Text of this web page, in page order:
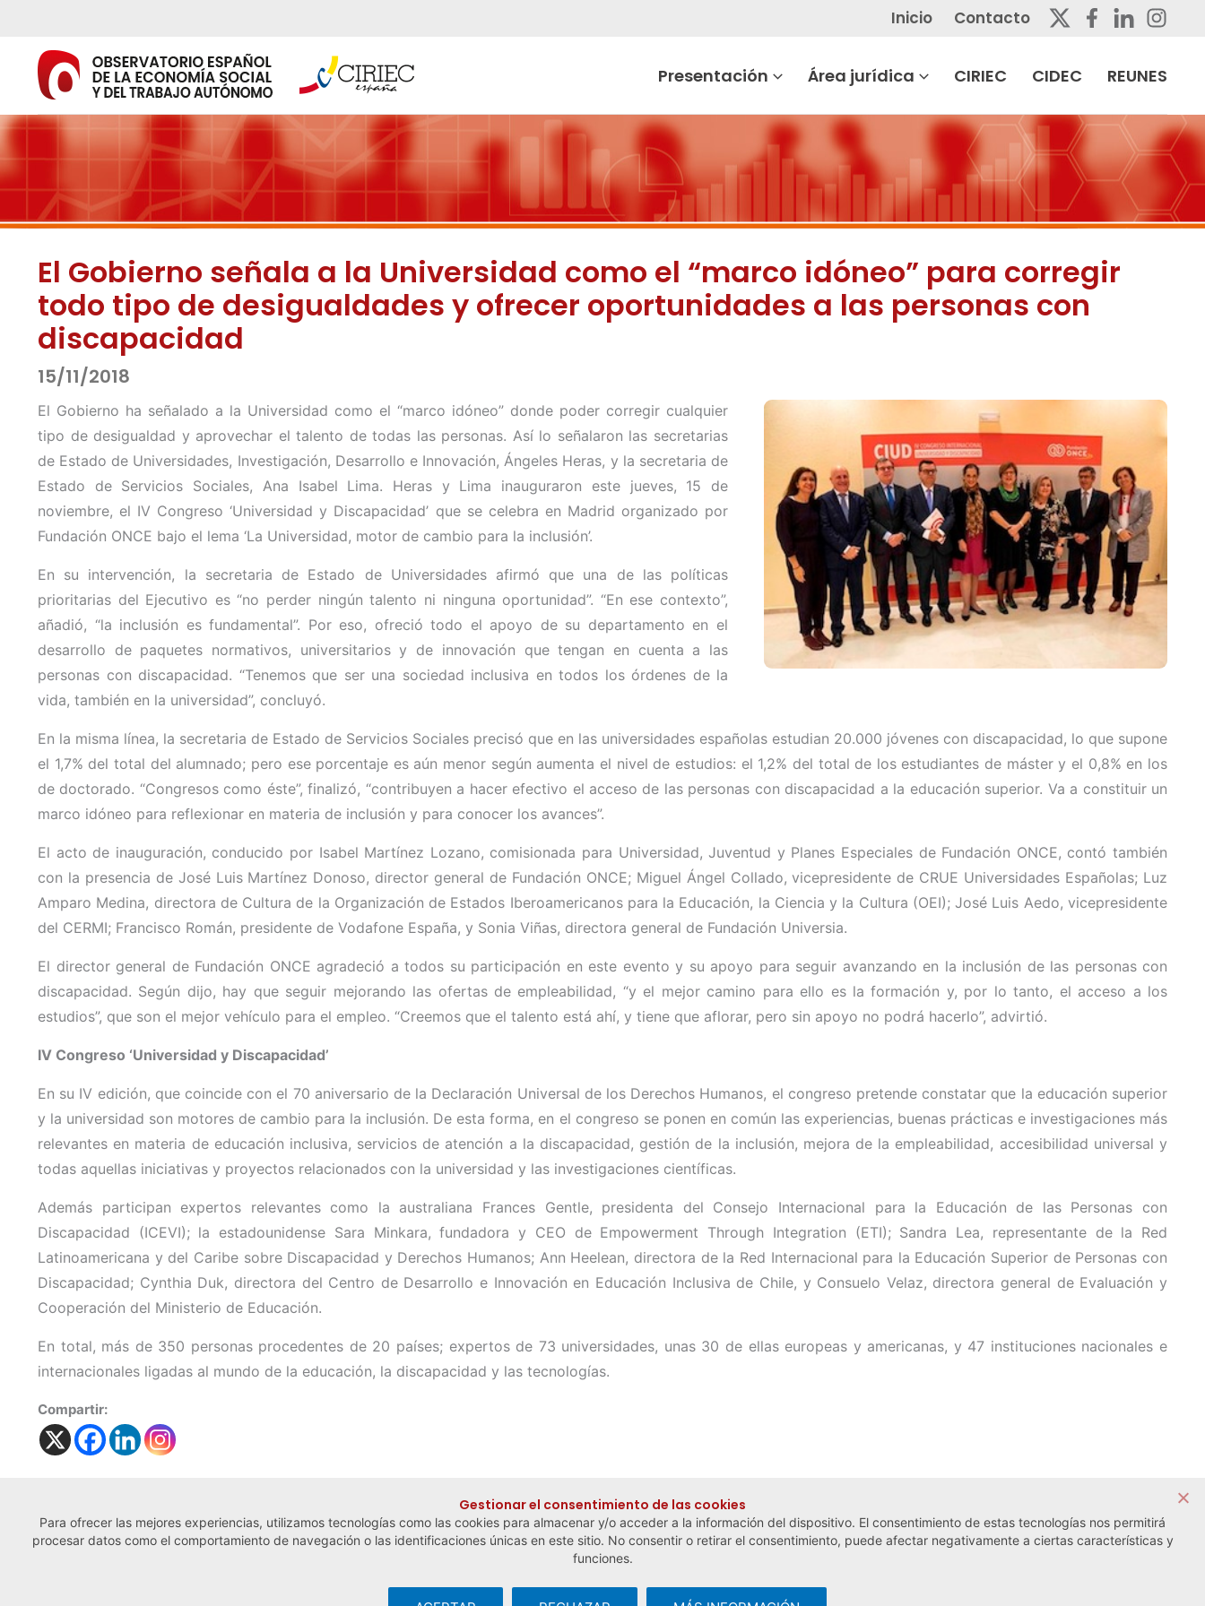
contenido
Inicio Contacto
Presentación Área jurídica CIRIEC CIDEC REUNES
El Gobierno señala a la Universidad como el “marco idóneo” para corregir
todo tipo de desigualdades y ofrecer oportunidades a las personas con
discapacidad
15/11/2018
El Gobierno ha señalado a la Universidad como el “marco idóneo” donde poder corregir cualquier
tipo de desigualdad y aprovechar el talento de todas las personas. Así lo señalaron las secretarias
de Estado de Universidades, Investigación, Desarrollo e Innovación, Ángeles Heras, y la secretaria de
Estado de Servicios Sociales, Ana Isabel Lima. Heras y Lima inauguraron este jueves, 15 de
noviembre, el IV Congreso ‘Universidad y Discapacidad’ que se celebra en Madrid organizado por
Fundación ONCE bajo el lema ‘La Universidad, motor de cambio para la inclusión’.
En su intervención, la secretaria de Estado de Universidades afirmó que una de las políticas
prioritarias del Ejecutivo es “no perder ningún talento ni ninguna oportunidad”. “En ese contexto”,
añadió, “la inclusión es fundamental”. Por eso, ofreció todo el apoyo de su departamento en el
desarrollo de paquetes normativos, universitarios y de innovación que tengan en cuenta a las
personas con discapacidad. “Tenemos que ser una sociedad inclusiva en todos los órdenes de la
vida, también en la universidad”, concluyó.
En la misma línea, la secretaria de Estado de Servicios Sociales precisó que en las universidades españolas estudian 20.000 jóvenes con discapacidad, lo que supone
el 1,7% del total del alumnado; pero ese porcentaje es aún menor según aumenta el nivel de estudios: el 1,2% del total de los estudiantes de máster y el 0,8% en los
de doctorado. “Congresos como éste”, finalizó, “contribuyen a hacer efectivo el acceso de las personas con discapacidad a la educación superior. Va a constituir un
marco idóneo para reflexionar en materia de inclusión y para conocer los avances”.
El acto de inauguración, conducido por Isabel Martínez Lozano, comisionada para Universidad, Juventud y Planes Especiales de Fundación ONCE, contó también
con la presencia de José Luis Martínez Donoso, director general de Fundación ONCE; Miguel Ángel Collado, vicepresidente de CRUE Universidades Españolas; Luz
Amparo Medina, directora de Cultura de la Organización de Estados Iberoamericanos para la Educación, la Ciencia y la Cultura (OEI); José Luis Aedo, vicepresidente
del CERMI; Francisco Román, presidente de Vodafone España, y Sonia Viñas, directora general de Fundación Universia.
El director general de Fundación ONCE agradeció a todos su participación en este evento y su apoyo para seguir avanzando en la inclusión de las personas con
discapacidad. Según dijo, hay que seguir mejorando las ofertas de empleabilidad, “y el mejor camino para ello es la formación y, por lo tanto, el acceso a los
estudios”, que son el mejor vehículo para el empleo. “Creemos que el talento está ahí, y tiene que aflorar, pero sin apoyo no podrá hacerlo”, advirtió.
IV Congreso ‘Universidad y Discapacidad’
En su IV edición, que coincide con el 70 aniversario de la Declaración Universal de los Derechos Humanos, el congreso pretende constatar que la educación superior
y la universidad son motores de cambio para la inclusión. De esta forma, en el congreso se ponen en común las experiencias, buenas prácticas e investigaciones más
relevantes en materia de educación inclusiva, servicios de atención a la discapacidad, gestión de la inclusión, mejora de la empleabilidad, accesibilidad universal y
todas aquellas iniciativas y proyectos relacionados con la universidad y las investigaciones científicas.
Además participan expertos relevantes como la australiana Frances Gentle, presidenta del Consejo Internacional para la Educación de las Personas con
Discapacidad (ICEVI); la estadounidense Sara Minkara, fundadora y CEO de Empowerment Through Integration (ETI); Sandra Lea, representante de la Red
Latinoamericana y del Caribe sobre Discapacidad y Derechos Humanos; Ann Heelean, directora de la Red Internacional para la Educación Superior de Personas con
Discapacidad; Cynthia Duk, directora del Centro de Desarrollo e Innovación en Educación Inclusiva de Chile, y Consuelo Velaz, directora general de Evaluación y
Cooperación del Ministerio de Educación.
En total, más de 350 personas procedentes de 20 países; expertos de 73 universidades, unas 30 de ellas europeas y americanas, y 47 instituciones nacionales e
internacionales ligadas al mundo de la educación, la discapacidad y las tecnologías.
Compartir:
← Noticia anterior Noticia siguiente →
Gestionar el consentimiento de las cookies
Para ofrecer las mejores experiencias, utilizamos tecnologías como las cookies para almacenar y/o acceder a la información del dispositivo. El consentimiento de estas tecnologías nos permitirá
procesar datos como el comportamiento de navegación o las identificaciones únicas en este sitio. No consentir o retirar el consentimiento, puede afectar negativamente a ciertas características y
funciones.